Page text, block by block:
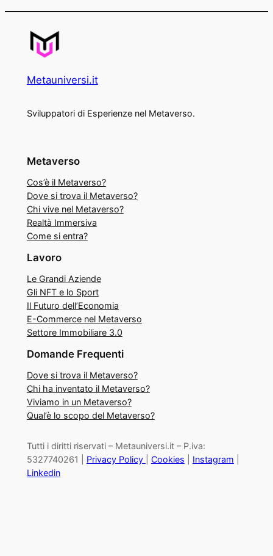
Metauniversi.it
Sviluppatori di Esperienze nel Metaverso.
Metaverso
Cos’è il Metaverso?
Dove si trova il Metaverso?
Chi vive nel Metaverso?
Realtà Immersiva
Come si entra?
Lavoro
Le Grandi Aziende
Gli NFT e lo Sport
Il Futuro dell’Economia
E-Commerce nel Metaverso
Settore Immobiliare 3.0
Domande Frequenti
Dove si trova il Metaverso?
Chi ha inventato il Metaverso?
Viviamo in un Metaverso?
Qual’è lo scopo del Metaverso?
Tutti i diritti riservati – Metauniversi.it – P.iva:
5327740261 | Privacy Policy Cookies Instagram
Linkedin